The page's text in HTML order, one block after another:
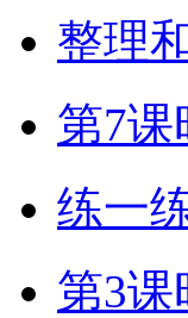
整理
第7课
练一
第3课